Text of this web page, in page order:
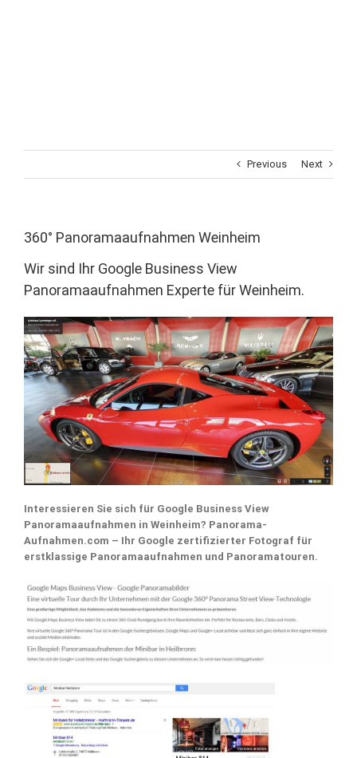
Previous Next
360° Panoramaaufnahmen Weinheim
Wir sind Ihr Google Business View
Panoramaaufnahmen Experte für Weinheim.
Interessieren Sie sich für Google Business View
Panoramaaufnahmen in Weinheim? Panorama-
Aufnahmen.com – Ihr Google zertifizierter Fotograf für
erstklassige Panoramaaufnahmen und Panoramatouren.